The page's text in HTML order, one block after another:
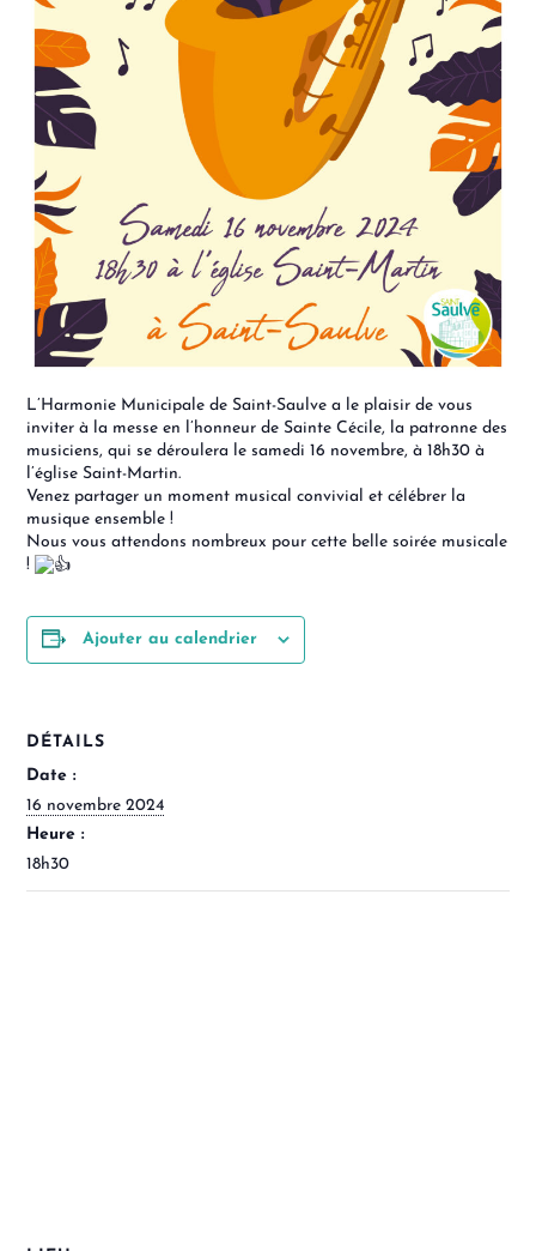
L’Harmonie Municipale de Saint-Saulve a le plaisir de vous
inviter à la messe en l’honneur de Sainte Cécile, la patronne des
musiciens, qui se déroulera le samedi 16 novembre, à 18h30 à
l’église Saint-Martin.
Venez partager un moment musical convivial et célébrer la
musique ensemble !
Nous vous attendons nombreux pour cette belle soirée musicale
!
Ajouter au calendrier
DÉTAILS
Date :
16 novembre 2024
Heure :
18h30